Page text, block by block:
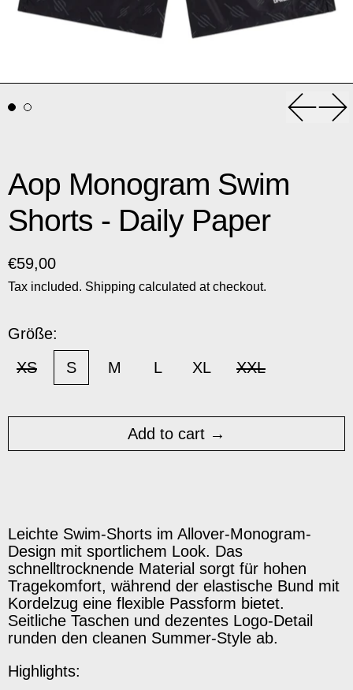
Aop Monogram Swim
Shorts - Daily Paper
Regular price
€59,00
Tax included. Shipping calculated at checkout.
Größe:
XS
S M L XL XXL
Add to cart
Leichte Swim-Shorts im Allover-Monogram-
Design mit sportlichem Look. Das
schnelltrocknende Material sorgt für hohen
Tragekomfort, während der elastische Bund mit
Kordelzug eine flexible Passform bietet.
Seitliche Taschen und dezentes Logo-Detail
runden den cleanen Summer-Style ab.
Highlights: